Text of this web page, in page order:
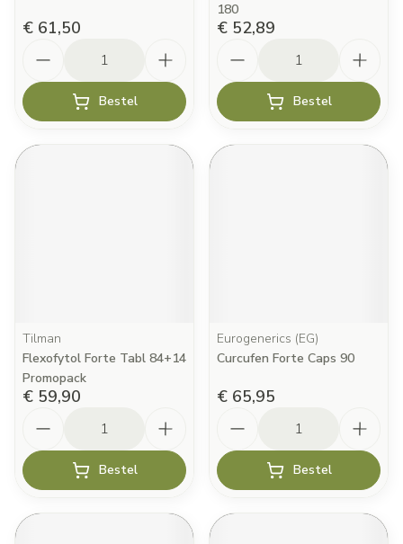
€ 61,50
Bestel
180
€ 52,89
Bestel
Tilman
Flexofytol Forte Tabl 84+14
Promopack
€ 59,90
Bestel
Eurogenerics (EG)
Curcufen Forte Caps 90
€ 65,95
Bestel